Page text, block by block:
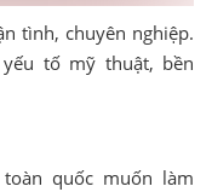
tình, chuyên nghiệp.
tố mỹ thuật, bền
quốc muốn làm